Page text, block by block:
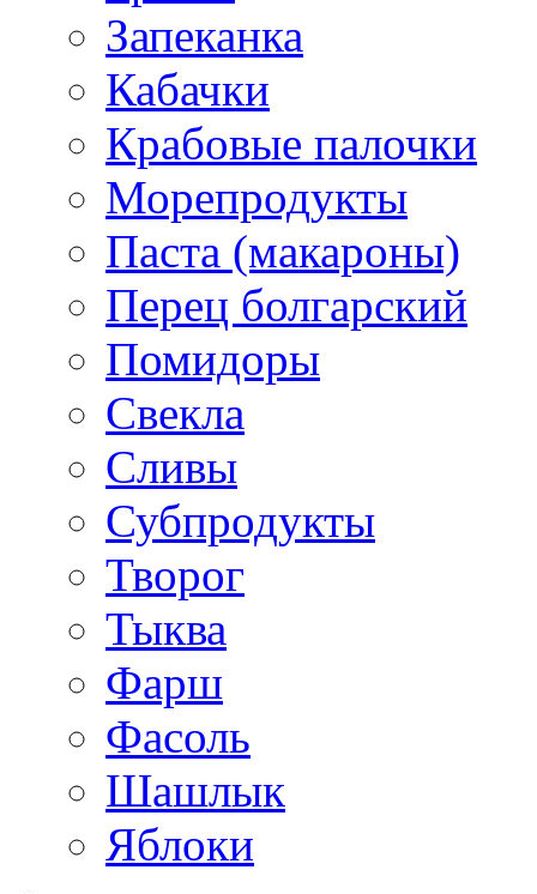
Запеканка
Кабачки
Крабовые палочки
Морепродукты
Паста (макароны)
Перец болгарский
Помидоры
Свекла
Сливы
Субпродукты
Творог
Тыква
Фарш
Фасоль
Шашлык
Яблоки